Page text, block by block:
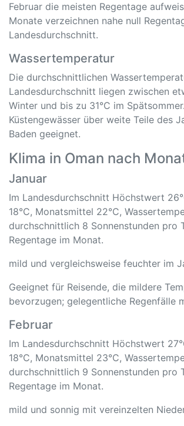
Februar die meisten Regentage
Monate verzeichnen nahe null
Landesdurchschnitt.
Wassertemperatur
Die durchschnittlichen
Landesdurchschnitt liegen zwischen
Winter und bis zu 31°C im
Küstengewässer über weite Teile des
Baden geeignet.
Klima in Oman nach
Januar
Im Landesdurchschnitt Höchstwert
18°C, Monatsmittel 22°C,
durchschnittlich 8 Sonnenstunden pro
Regentage im Monat.
mild und vergleichsweise feuchter im
Geeignet für Reisende, die mildere
bevorzugen; gelegentliche Regenfälle
Februar
Im Landesdurchschnitt Höchstwert
18°C, Monatsmittel 23°C,
durchschnittlich 9 Sonnenstunden pro
Regentage im Monat.
mild und sonnig mit vereinzelten